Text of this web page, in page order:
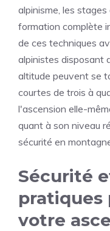
alpinisme, les
formation complète
de ces techniques
alpinistes disposant
altitude peuvent se
courtes de trois à
l'ascension elle-
quant à son niveau
sécurité en
Sécurité
pratiques
votre